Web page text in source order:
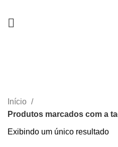
Início
Produtos marcados com a
Exibindo um único resultado